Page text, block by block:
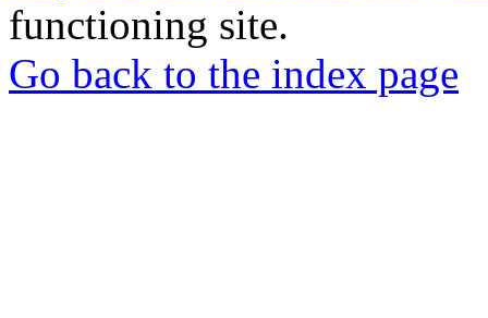
functioning site.
Go back to the index page